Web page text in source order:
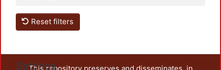
Reset filters
Settings